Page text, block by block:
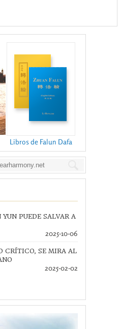
Libros de Falun Dafa
YUN PUEDE SALVAR A
2025-10-06
CRÍTICO, SE MIRA AL
2025-02-02